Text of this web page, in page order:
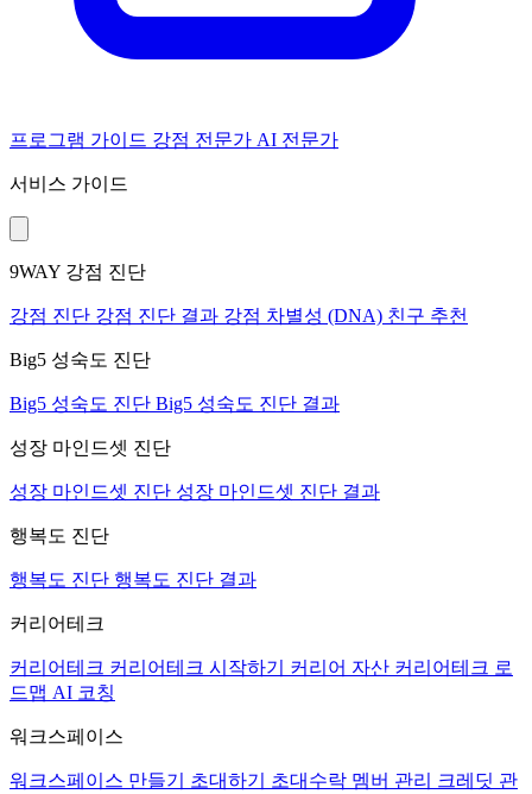
프로그램 가이드 강점 전문가 AI 전문가
서비스 가이드
9WAY 강점 진단
강점 진단 강점 진단 결과 강점 차별성 (DNA) 친구 추천
Big5 성숙도 진단
Big5 성숙도 진단 Big5 성숙도 진단 결과
성장 마인드셋 진단
성장 마인드셋 진단 성장 마인드셋 진단 결과
행복도 진단
행복도 진단 행복도 진단 결과
커리어테크
커리어테크 커리어테크 시작하기 커리어 자산 커리어테크 로
드맵 AI 코칭
워크스페이스
워크스페이스 만들기 초대하기 초대수락 멤버 관리
크레딧 관